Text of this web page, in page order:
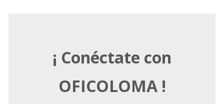
¡ Conéctate con
OFICOLOMA !